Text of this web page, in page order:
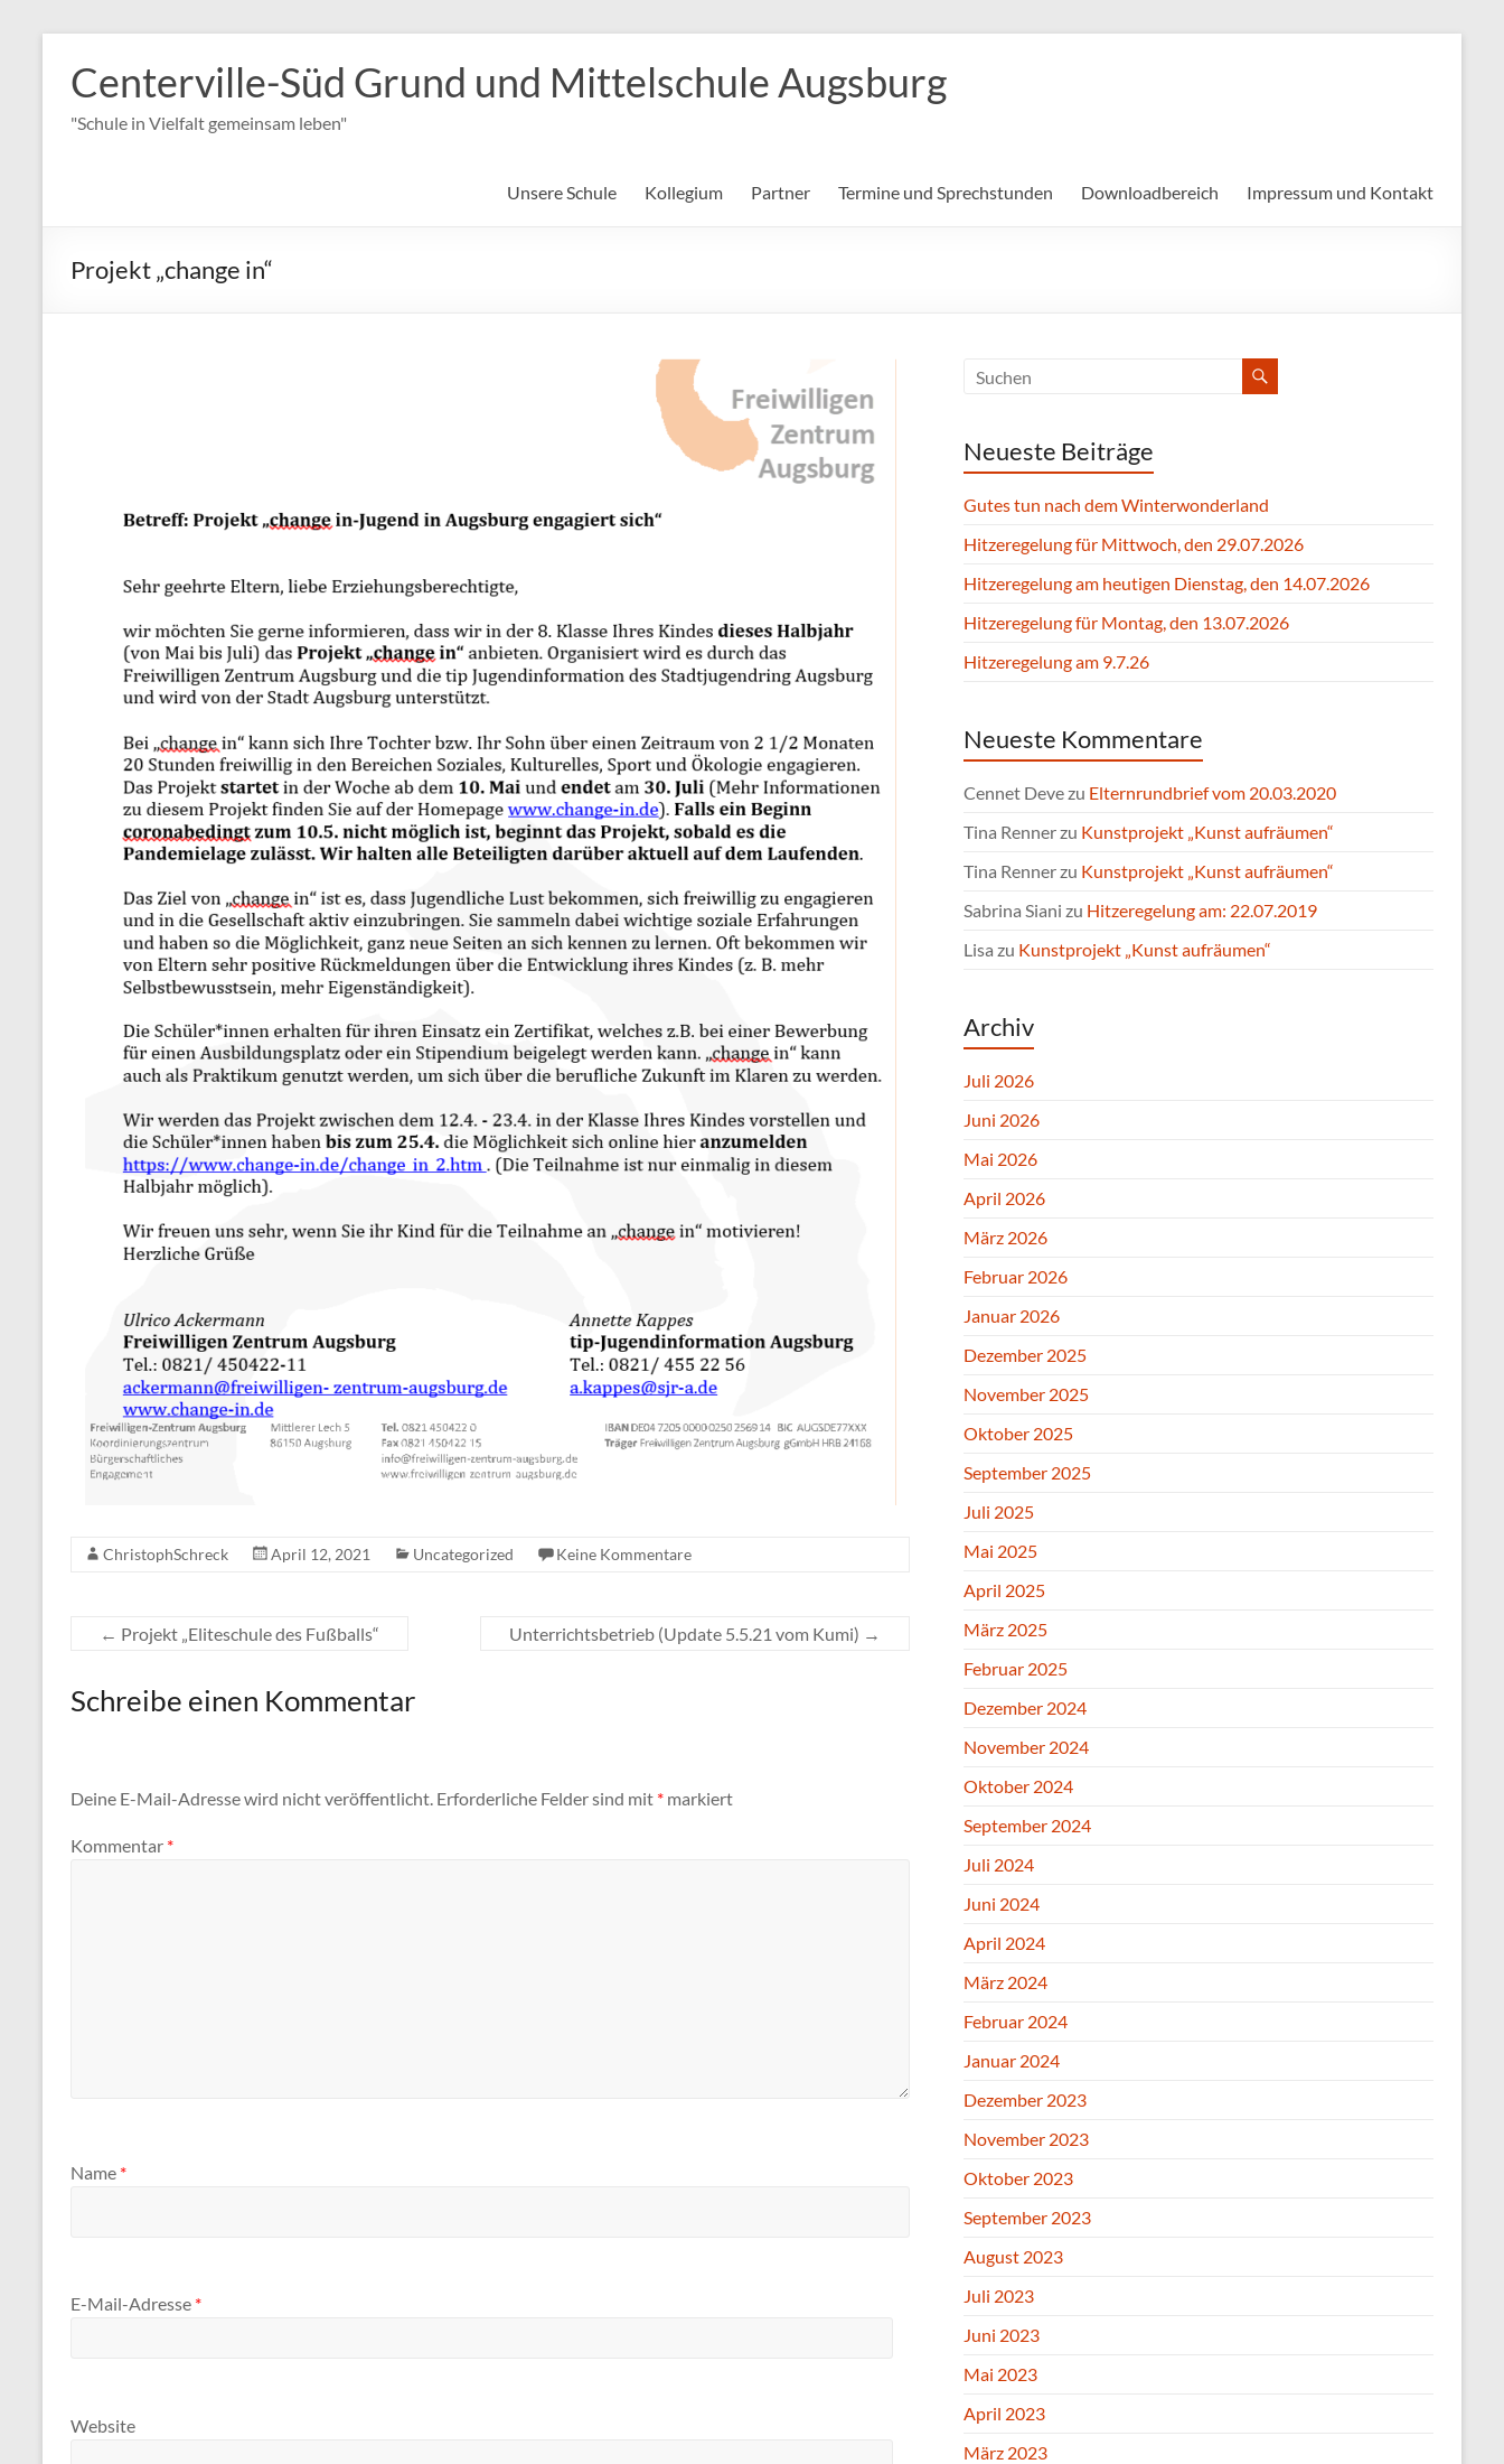
Inhalt
springen
Centerville-Süd Grund und Mittelschule Augsburg
"Schule in Vielfalt gemeinsam leben"
Unsere Schule Kollegium Partner Termine und Sprechstunden Downloadbereich Impressum und Kontakt
Projekt „change in“
ChristophSchreck April 12, 2021 Uncategorized Keine Kommentare
← Projekt „Eliteschule des Fußballs“ Unterrichtsbetrieb (Update 5.5.21 vom Kumi) →
Schreibe einen Kommentar
Deine E-Mail-Adresse wird nicht veröffentlicht. Erforderliche Felder sind mit * markiert
Kommentar *
Name *
E-Mail-Adresse *
Website
Neueste Beiträge
Gutes tun nach dem Winterwonderland
Hitzeregelung für Mittwoch, den 29.07.2026
Hitzeregelung am heutigen Dienstag, den 14.07.2026
Hitzeregelung für Montag, den 13.07.2026
Hitzeregelung am 9.7.26
Neueste Kommentare
Cennet Devezu Elternrundbrief vom 20.03.2020
Tina Rennerzu Kunstprojekt „Kunst aufräumen“
Tina Rennerzu Kunstprojekt „Kunst aufräumen“
Sabrina Siani zu Hitzeregelung am: 22.07.2019
Lisa zu Kunstprojekt „Kunst aufräumen“
Archiv
Juli 2026
Juni 2026
Mai 2026
April 2026
März 2026
Februar 2026
Januar 2026
Dezember 2025
November 2025
Oktober 2025
September 2025
Juli 2025
Mai 2025
April 2025
März 2025
Februar 2025
Dezember 2024
November 2024
Oktober 2024
September 2024
Juli 2024
Juni 2024
April 2024
März 2024
Februar 2024
Januar 2024
Dezember 2023
November 2023
Oktober 2023
September 2023
August 2023
Juli 2023
Juni 2023
Mai 2023
April 2023
März 2023